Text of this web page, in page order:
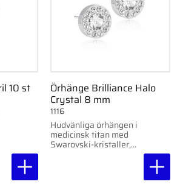
10 st Örhänge Brilliance Halo
Crystal 8 mm
Hudvänliga örhängen i
medicinsk titan med
Swarovski-kristaller,
1116